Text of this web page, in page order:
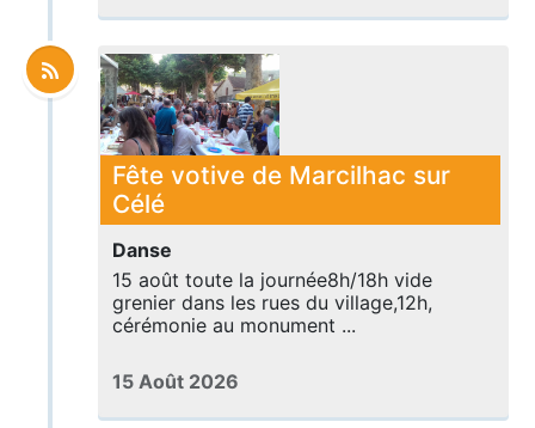
Fête votive de Marcilhac sur
Célé
Danse
15 août toute la journée8h/18h vide
grenier dans les rues du village,12h,
cérémonie au monument ...
15 Août 2026